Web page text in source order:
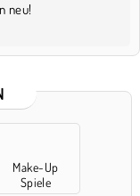
neu!
Make-Up
Spiele